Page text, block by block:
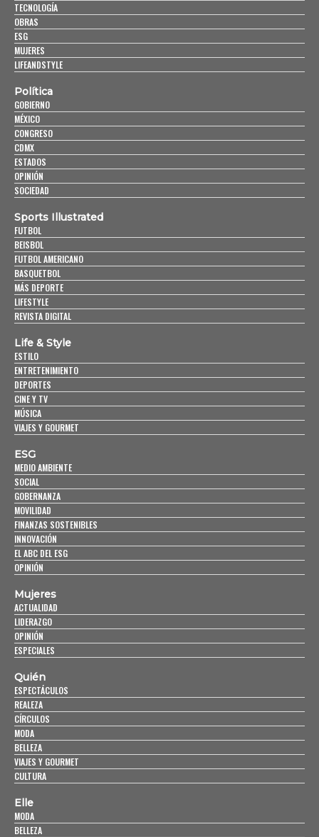
TECNOLOGÍA
OBRAS
ESG
MUJERES
LIFEANDSTYLE
Política
GOBIERNO
MÉXICO
CONGRESO
CDMX
ESTADOS
OPINIÓN
SOCIEDAD
Sports Illustrated
FUTBOL
BEISBOL
FUTBOL AMERICANO
BASQUETBOL
MÁS DEPORTE
LIFESTYLE
REVISTA DIGITAL
Life & Style
ESTILO
ENTRETENIMIENTO
DEPORTES
CINE Y TV
MÚSICA
VIAJES Y GOURMET
ESG
MEDIO AMBIENTE
SOCIAL
GOBERNANZA
MOVILIDAD
FINANZAS SOSTENIBLES
INNOVACIÓN
EL ABC DEL ESG
OPINIÓN
Mujeres
ACTUALIDAD
LIDERAZGO
OPINIÓN
ESPECIALES
Quién
ESPECTÁCULOS
REALEZA
CÍRCULOS
MODA
BELLEZA
VIAJES Y GOURMET
CULTURA
Elle
MODA
BELLEZA